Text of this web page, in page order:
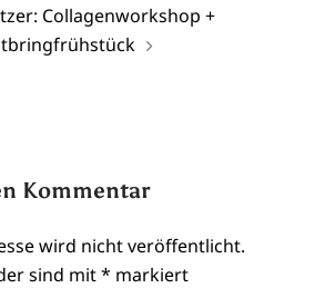
Collagenworkshop +
Kommentar
wird nicht veröffentlicht.
sind mit* markiert